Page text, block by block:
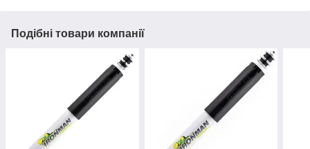
Подібні товари компанії